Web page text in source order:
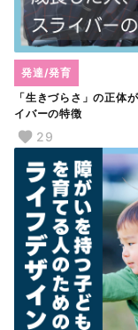
「生きづらさ」の正
イバーの特徴
発達/発育
29